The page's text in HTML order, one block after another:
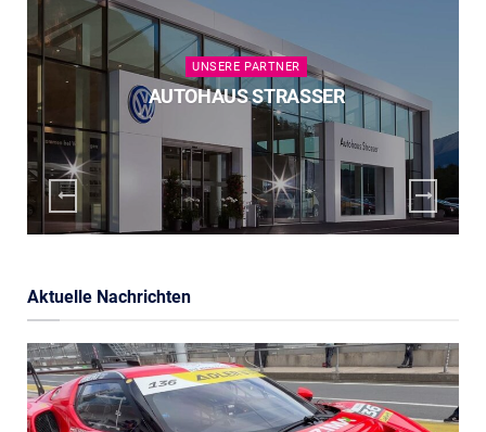
UNSERE PARTNER
AUTOHAUS STRASSER
Aktuelle Nachrichten